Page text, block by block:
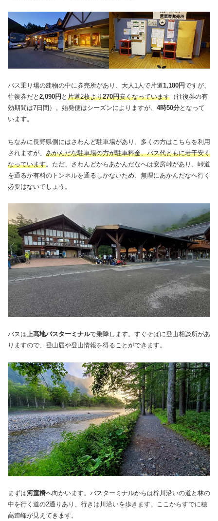
バス乗り場の建物の中に券売所があり、大人1人で片道1,180円ですが、
往復券だと 2,090円 と 片道2枚より270円安くなっています （往復券の有
効期間は7日間）。始発便はシーズンによりますが、 4時50分となって
います。
ちなみに長野県側にはさわんど駐車場があり、多くの方はこちらを利用
されますが、 あかんだな駐車場の方が駐車料金、バス代ともに若干安く
なっています。ただ、さわんどからあかんだなへは安房峠があり、峠道
を通るか有料のトンネルを通るしかないため、無理にあかんだなへ行く
必要はないでしょう。
バスは上高地バスターミナルで乗降します。すぐそばに登山相談所があ
りますので、登山届や登山情報を得ることができます。
まずは河童橋へ向かいます。バスターミナルからは梓川沿いの道と林の
中を行く道の2通りあり、行きは川沿いを歩きます。ここからすでに穂
高連峰が見えてきます。